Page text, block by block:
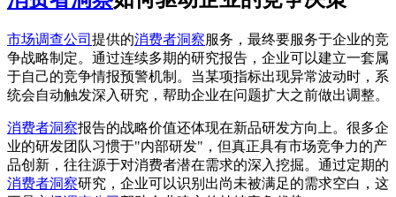
市场调查公司 提供的消费者洞察服务，最终要服务于企业的竞
争战略制定。通过连续多期的研究报告，企业可以建立一套属
于自己的竞争情报预警机制。当某项指标出现异常波动时，系
统会自动触发深入研究，帮助企业在问题扩大之前做出调整。
消费者洞察报告的战略价值还体现在新品研发方向上。很多企
业的研发团队习惯于"内部研发"，但真正具有市场竞争力的产
品创新，往往源于对消费者潜在需求的深入挖掘。通过定期的
消费者洞察研究，企业可以识别出尚未被满足的需求空白，这